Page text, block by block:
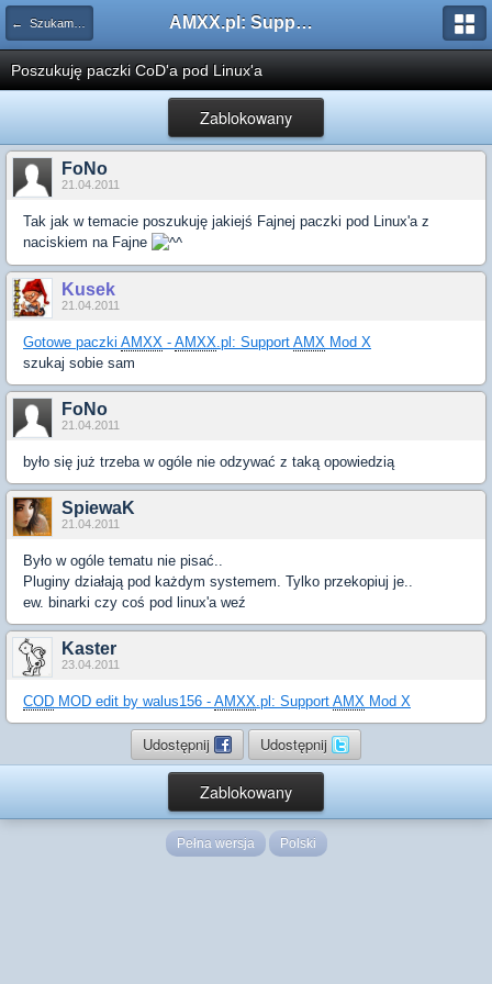
← Szukam pluginu AMXX.pl: Support AMX Mod X i SourceMod
Poszukuję paczki CoD'a pod Linux'a
Zablokowany
FoNo
21.04.2011
Tak jak w temacie poszukuję jakiejś Fajnej paczki pod Linux'a z
naciskiem na Fajne
Kusek
21.04.2011
Gotowe paczki AMXX - AMXX.pl: Support AMX Mod X
szukaj sobie sam
FoNo
21.04.2011
było się już trzeba w ogóle nie odzywać z taką opowiedzią
SpiewaK
21.04.2011
Było w ogóle tematu nie pisać..
Pluginy działają pod każdym systemem. Tylko przekopiuj je..
ew. binarki czy coś pod linux'a weź
Kaster
23.04.2011
COD MOD edit by walus156 - AMXX.pl: Support AMX Mod X
Udostępnij Udostępnij
Zablokowany
Pełna wersja Polski